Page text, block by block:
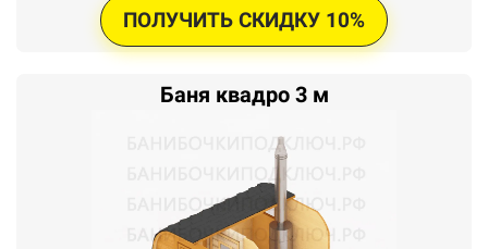
ПОЛУЧИТЬ СКИДКУ 10%
Баня квадро 3 м